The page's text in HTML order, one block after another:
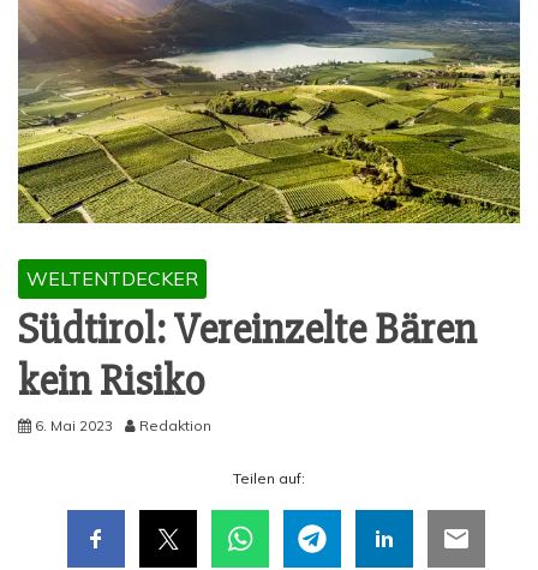
WELTENTDECKER
Süd­ti­rol: Ver­ein­zel­te Bären
kein Risiko
6. Mai 2023 Redaktion
Tei­len auf: